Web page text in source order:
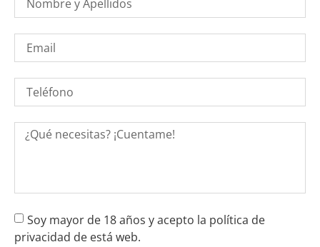
Soy mayor de 18 años y acepto la política de
privacidad de está web.